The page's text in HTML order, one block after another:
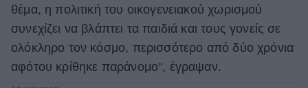
Χωρίς Ταμπέλες
Women's Forum
θέμα, η πολιτική του οικογενειακού χωρισμού
συνεχίζει να βλάπτει τα παιδιά και τους γονείς σε
ολόκληρο τον κόσμο, περισσότερο από δύο χρόνια
αφότου κρίθηκε παράνομο", έγραψαν.